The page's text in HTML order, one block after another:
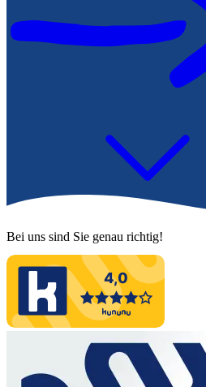
1
Bei uns sind Sie genau richtig!